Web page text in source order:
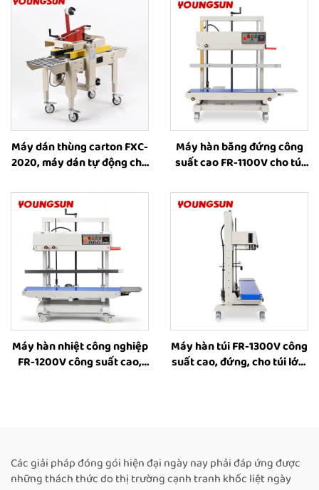
Máy dán thùng carton FXC-
2020, máy dán tự động cho
băng keo cho hộp, máy
đóng gói hộp do nhà sản
xuất cung cấp
Máy hàn băng đứng công
suất cao FR-1100V cho túi
có chức năng đóng dấu in,
máy hàn nhiệt cho bao bì
thực phẩm
Máy hàn nhiệt công nghiệp
FR-1200V công suất cao,
Máy hàn túi FR-1300V công
suất cao, đứng, cho túi lớn,
Các giải pháp đóng gói hiện đại ngày nay phải đáp ứng được
những thách thức do thị trường cạnh tranh khốc liệt ngày